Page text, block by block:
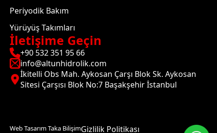
Periyodik Bakım
Yürüyüş Takımları
İletişime Geçin
+90 532 351 95 66
info@altunhidrolik.com
İkitelli Obs Mah. Aykosan Çarşı Blok Sk. Aykosan
Sitesi Çarşısı Blok No:7 Başakşehir İstanbul
Web Tasarım Taka BilişimGizlilik Politikası